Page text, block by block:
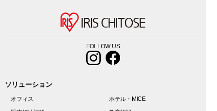
FOLLOW US
ソリューション
オフィス
ホテル・MICE